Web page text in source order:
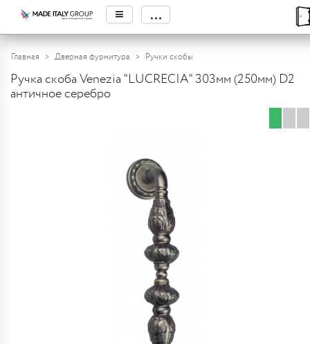
≡ ...
Главная Дверная фурнитура Ручки скобы
Ручка скоба Venezia "LUCRECIA" 303мм (250мм) D2
античное серебро